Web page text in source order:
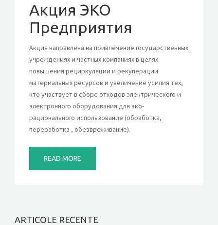
Акция ЭКО
Предприятия
Акция направлена ​​на привлечение государственных
учреждениях и частных компаниях в целях
повышения рециркуляции и рекуперации
материальных ресурсов и увеличение усилия тех,
кто участвует в сборе отходов электрического и
электронного оборудования для эко-
рационального использование (обработка,
переработка , обезвреживание).
READ MORE
ARTICOLE RECENTE